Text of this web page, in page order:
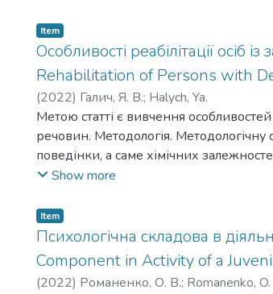
Item
Особливості реабілітації осіб
Rehabilitation of Persons with
(2022) Галич, Я. В.; Halych, Ya.
Метою статті є вивчення
речовин. Методологія. Методологічну
поведінки, а саме хімічних
мети, специфіки об’єкта предмета
на підставі провідних напрямів у
профілактики вживання наркотичних
моделі адиктивної поведінки як
виникають унаслідок вживання нар-
Show more
Item
Психологічна складова в
Component in Activity of a
(2022) Романенко, О. В.; Romanenko, O.